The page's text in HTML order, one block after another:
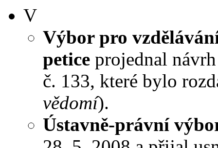
V
Výbor pro
petice projednal
č. 133, které bylo
vědomí).
Ústavně-právní